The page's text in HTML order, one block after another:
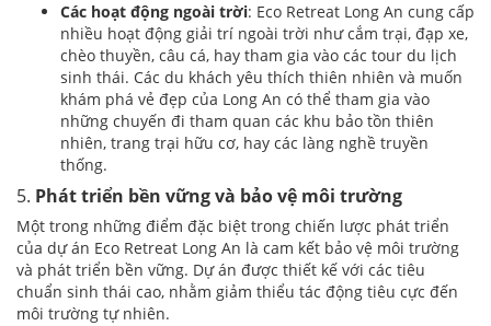
Các hoạt động ngoài trời: Eco Retreat Long An cung cấp
nhiều hoạt động giải trí ngoài trời như cắm trại, đạp xe,
chèo thuyền, câu cá, hay tham gia vào các tour du lịch
sinh thái. Các du khách yêu thích thiên nhiên và muốn
khám phá vẻ đẹp của Long An có thể tham gia vào
những chuyến đi tham quan các khu bảo tồn thiên
nhiên, trang trại hữu cơ, hay các làng nghề truyền
thống.
5. Phát triển bền vững và bảo vệ môi trường
Một trong những điểm đặc biệt trong chiến lược phát triển
của dự án Eco Retreat Long An là cam kết bảo vệ môi trường
và phát triển bền vững. Dự án được thiết kế với các tiêu
chuẩn sinh thái cao, nhằm giảm thiểu tác động tiêu cực đến
môi trường tự nhiên.